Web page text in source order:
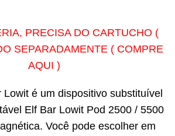
PRECISA DO CARTUCHO (
SEPARADAMENTE ( COMPRE
AQUI )
Lowit é um dispositivo substituível
Elf Bar Lowit Pod 2500 / 5500
Você pode escolher em